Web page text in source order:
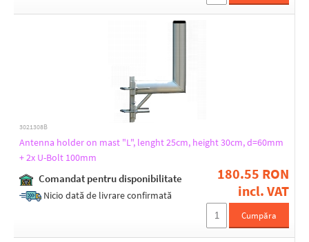
3021308B
Antenna holder on mast "L", lenght 25cm, height 30cm, d=60mm
+ 2x U-Bolt 100mm
Comandat pentru disponibilitate
Nicio dată de livrare confirmată
180.55 RON
incl. VAT
Cumpăra